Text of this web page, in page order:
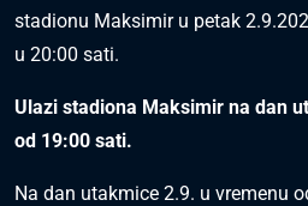
stadionu Maksimir u petak
u 20:00 sati.
Ulazi stadiona Maksimir na dan
od 19:00 sati.
Na dan utakmice 2.9. u vremenu